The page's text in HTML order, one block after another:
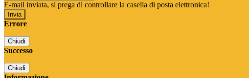
E-mail inviata, si prega di controllare la casella di posta elettronica!
Errore
Chiudi
Successo
Chiudi